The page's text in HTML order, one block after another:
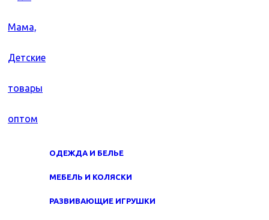
ОДЕЖДА И БЕЛЬЕ
МЕБЕЛЬ И КОЛЯСКИ
РАЗВИВАЮЩИЕ ИГРУШКИ